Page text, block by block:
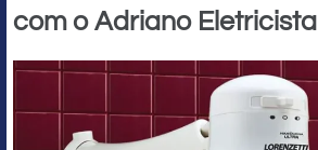
com o Adriano Eletricista